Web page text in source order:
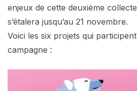
enjeux de cette deuxième
s’étalera jusqu’au 21 novembre.
Voici les six projets qui
campagne :